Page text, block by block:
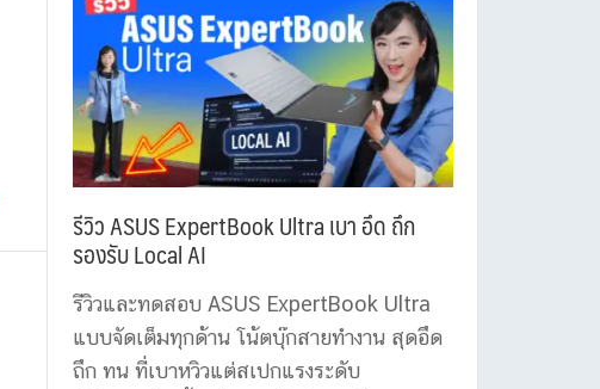
รีวิว ASUS ExpertBook Ultra เบา อึด ถึก
รองรับ Local AI
รีวิวและทดสอบ ASUS ExpertBook Ultra
แบบจัดเต็มทุกด้าน โน้ตบุ๊กสายทำงาน สุดอึด
ถึก ทน ที่เบาหวิวแต่สเปกแรงระดับ